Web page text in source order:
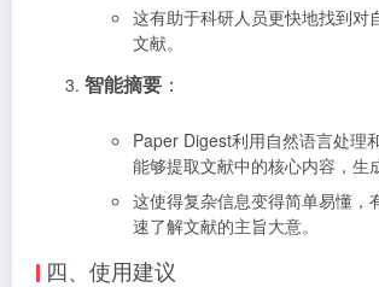
这有助于科研人员更快地找到对
文献。
智能摘要 ：
Paper Digest利用自然语言处理
能够提取文献中的核心内容，生
这使得复杂信息变得简单易懂，
速了解文献的主旨大意。
四、使用建议